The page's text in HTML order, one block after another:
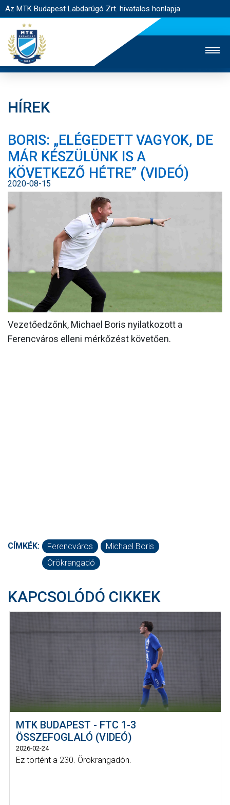
Az MTK Budapest Labdarúgó Zrt. hivatalos honlapja
JEGYÉRTÉKESÍTÉS
WEBSHOP
STADION
EGYESÜLET
KAPCSOLAT
NYITÓLAP
HÍREK
CSAPATOK
MÉRKŐZÉSEK
KLUB
GALÉRIA
SZURKOLÓI ÉLMÉNYEK
AKKREDITÁCIÓ
HÍREK
BORIS: „ELÉGEDETT VAGYOK, DE
MÁR KÉSZÜLÜNK IS A
KÖVETKEZŐ HÉTRE” (VIDEÓ)
2020-08-15
Vezetőedzőnk, Michael Boris nyilatkozott a
Ferencváros elleni mérkőzést követően.
CÍMKÉK: Ferencváros
Michael Boris
Örökrangadó
KAPCSOLÓDÓ CIKKEK
MTK BUDAPEST - FTC 1-3
ÖSSZEFOGLALÓ (VIDEÓ)
2026-02-24
Ez történt a 230. Örökrangadón.